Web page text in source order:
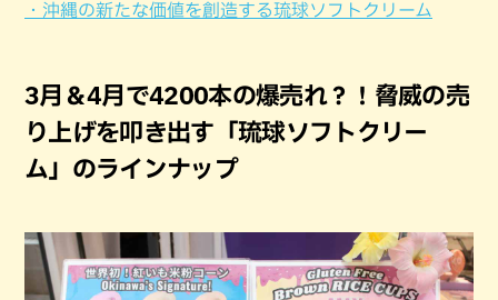
・沖縄の新たな価値を創造する琉球ソフトクリーム
3月＆4月で4200本の爆売れ？！脅威の売
り上げを叩き出す「琉球ソフトクリー
ム」のラインナップ